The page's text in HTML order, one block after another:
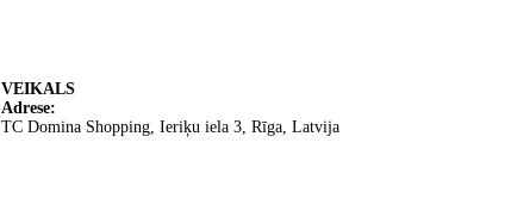
VEIKALS
Adrese:
TC Domina Shopping, Ieriķu iela 3, Rīga, Latvija